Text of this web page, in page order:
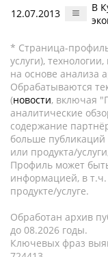
12.07.2013
В
* Страница-
услуги),
на основе анализа
Обрабатываются
(новости, включая
аналитические
содержание
больше
или продукта/
Профиль может
информацией, в
продукте/услуге.
Обработан архив
до 08.2026 годы.
Ключевых фраз